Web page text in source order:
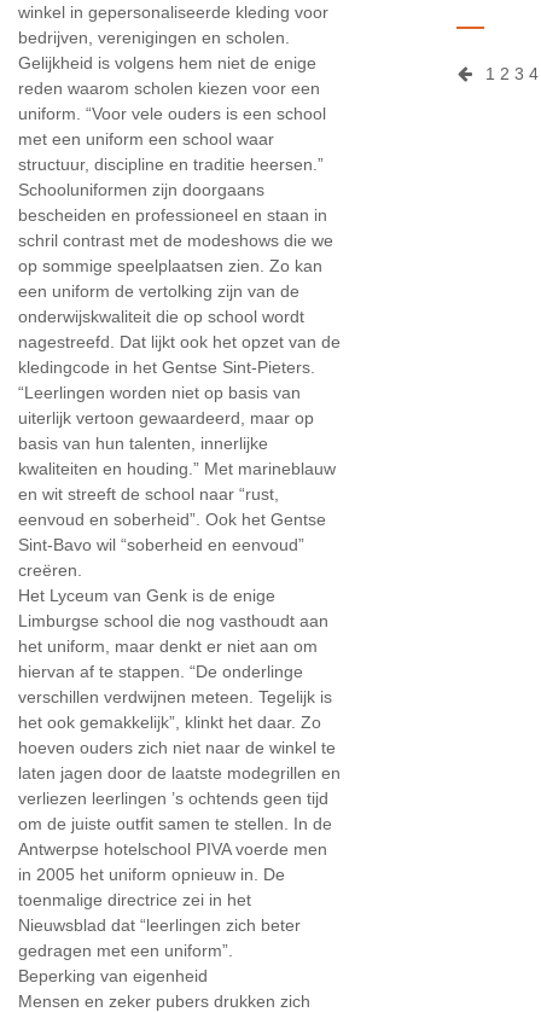
winkel in gepersonaliseerde kleding voor
bedrijven, verenigingen en scholen.
Gelijkheid is volgens hem niet de enige
reden waarom scholen kiezen voor een
uniform. “Voor vele ouders is een school
met een uniform een school waar
structuur, discipline en traditie heersen.”
Schooluniformen zijn doorgaans
bescheiden en professioneel en staan in
schril contrast met de modeshows die we
op sommige speelplaatsen zien. Zo kan
een uniform de vertolking zijn van de
onderwijskwaliteit die op school wordt
nagestreefd. Dat lijkt ook het opzet van de
kledingcode in het Gentse Sint-Pieters.
“Leerlingen worden niet op basis van
uiterlijk vertoon gewaardeerd, maar op
basis van hun talenten, innerlijke
kwaliteiten en houding.” Met marineblauw
en wit streeft de school naar “rust,
eenvoud en soberheid”. Ook het Gentse
Sint-Bavo wil “soberheid en eenvoud”
creëren.
Het Lyceum van Genk is de enige
Limburgse school die nog vasthoudt aan
het uniform, maar denkt er niet aan om
hiervan af te stappen. “De onderlinge
verschillen verdwijnen meteen. Tegelijk is
het ook gemakkelijk”, klinkt het daar. Zo
hoeven ouders zich niet naar de winkel te
laten jagen door de laatste modegrillen en
verliezen leerlingen ’s ochtends geen tijd
om de juiste outfit samen te stellen. In de
Antwerpse hotelschool PIVA voerde men
in 2005 het uniform opnieuw in. De
toenmalige directrice zei in het
Nieuwsblad dat “leerlingen zich beter
gedragen met een uniform”.
Beperking van eigenheid
Mensen en zeker pubers drukken zich
1 2 3 4